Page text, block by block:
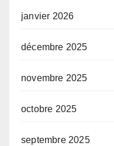
janvier 2026
décembre 2025
novembre 2025
octobre 2025
septembre 2025